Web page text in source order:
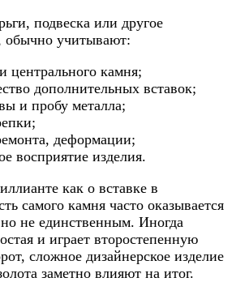
подвеска или другое
обычно учитывают:
центрального камня;
дополнительных вставок;
и пробу металла;
деформации;
восприятие изделия.
как о вставке в
самого камня часто оказывается
не единственным. Иногда
и играет второстепенную
сложное дизайнерское изделие
заметно влияют на итог.